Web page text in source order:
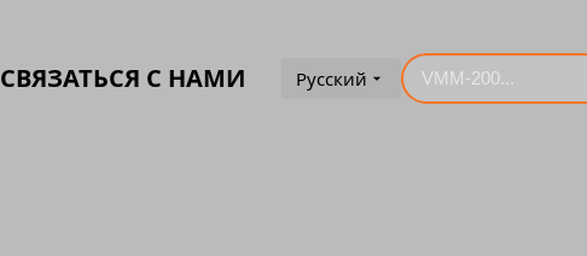
СВЯЗАТЬСЯ С НАМИ Русский